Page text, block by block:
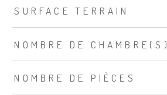
SURFACE TERRAIN
NOMBRE DE CHAMBRE(S)
NOMBRE DE PIÈCES